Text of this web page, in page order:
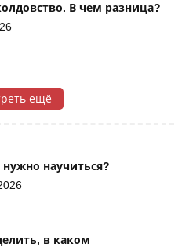
научиться?
в каком
В чем разница?
ещё